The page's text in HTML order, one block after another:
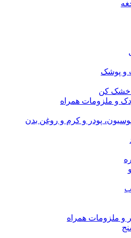
و پوشک
خشک کن
و ملزومات همراه
پودر و کرم و روغن بدن
و ملزومات همراه